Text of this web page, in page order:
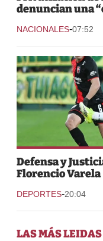
denuncian una
NACIONALES-07:52
Defensa y
Florencio Varela
DEPORTES-20:04
LAS MÁS LEIDAS